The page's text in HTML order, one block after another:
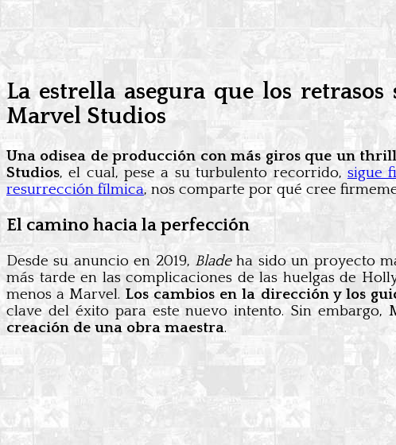
La estrella asegura que los
Marvel Studios
Una odisea de producción con más giros que un
Studios, el cual, pese a su turbulento recorrido, sigue
resurrección fílmica, nos comparte por qué cree
El camino hacia la perfección
Desde su anuncio en 2019, Bladeha sido un proyecto
más tarde en las complicaciones de las huelgas de
menos a Marvel. Los cambios en la dirección y los
clave del éxito para este nuevo intento. Sin
creación de una obra maestra.